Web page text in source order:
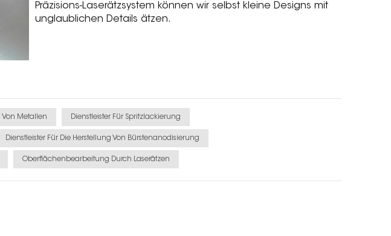
Präzisions-Laserätzsystem können wir selbst kleine Designs mit
unglaublichen Details ätzen.
Metallen Dienstleister Für Spritzlackierung
Dienstleister Für Die Herstellung Von Bürstenanodisierung
Oberflächenbearbeitung Durch Laserätzen